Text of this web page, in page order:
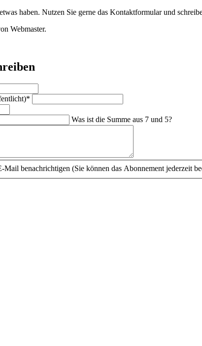
haben. Nutzen Sie gerne das Kontaktformular und
Webmaster.
*
Was ist die Summe aus 7 und 5?
Mail benachrichtigen (Sie können das Abonnement jederzeit